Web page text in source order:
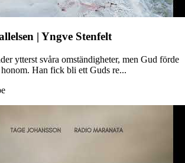
| Yngve Stenfelt
ytterst svåra omständigheter, men Gud förde
Han fick bli ett Guds re...